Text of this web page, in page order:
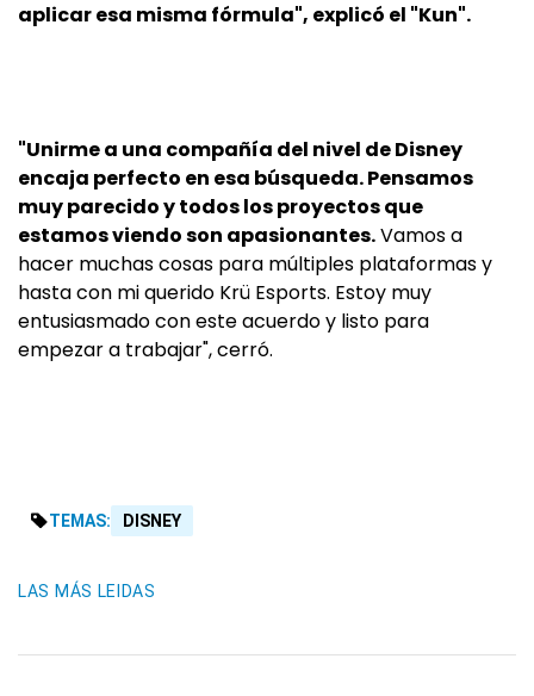
aplicar esa misma fórmula", explicó el "Kun".
"Unirme a una compañía del nivel de Disney
encaja perfecto en esa búsqueda. Pensamos
muy parecido y todos los proyectos que
estamos viendo son apasionantes.Vamos a
hacer muchas cosas para múltiples plataformas y
hasta con mi querido Krü Esports. Estoy muy
entusiasmado con este acuerdo y listo para
empezar a trabajar", cerró.
TEMAS: DISNEY
LAS MÁS LEIDAS